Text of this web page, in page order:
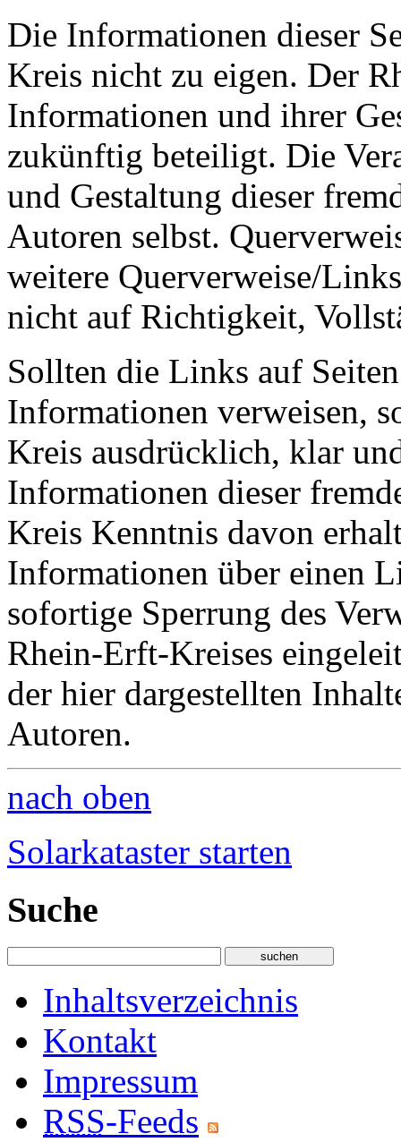
Die Informationen dieser
Kreis nicht zu eigen. Der
Informationen und ihrer
zukünftig beteiligt. Die
und Gestaltung dieser
Autoren selbst.
weitere Querverweise/
nicht auf Richtigkeit,
Sollten die Links auf
Informationen verweisen,
Kreis ausdrücklich, klar
Informationen dieser
Kreis Kenntnis davon
Informationen über einen
sofortige Sperrung des
Rhein-Erft-Kreises
der hier dargestellten
Autoren.
nach oben
Solarkataster starten
Suche
Inhaltsverzeichnis
Kontakt
Impressum
RSS-Feeds